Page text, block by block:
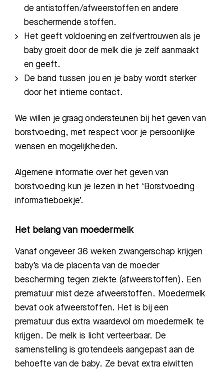
de antistoffen/afweerstoffen en andere
beschermende stoffen.
Het geeft voldoening en zelfvertrouwen als je
baby groeit door de melk die je zelf aanmaakt
en geeft.
De band tussen jou en je baby wordt sterker
door het intieme contact.
We willen je graag ondersteunen bij het geven van
borstvoeding, met respect voor je persoonlijke
wensen en mogelijkheden.
Algemene informatie over het geven van
borstvoeding kun je lezen in het ‘Borstvoeding
informatieboekje’.
Het belang van moedermelk
Vanaf ongeveer 36 weken zwangerschap krijgen
baby’s via de placenta van de moeder
bescherming tegen ziekte (afweerstoffen). Een
prematuur mist deze afweerstoffen. Moedermelk
bevat ook afweerstoffen. Het is bij een
prematuur dus extra waardevol om moedermelk te
krijgen. De melk is licht verteerbaar. De
samenstelling is grotendeels aangepast aan de
behoefte van de baby. Ze bevat extra eiwitten